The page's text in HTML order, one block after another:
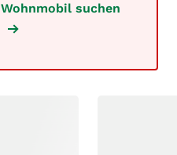
Wohnmobil suchen